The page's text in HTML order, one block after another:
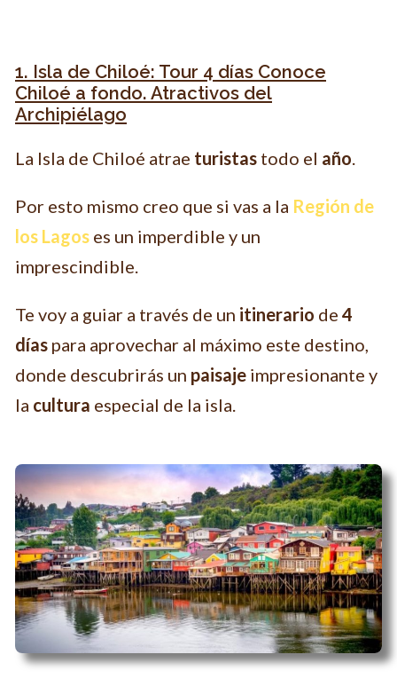
1. Isla de Chiloé: Tour 4 días Conoce
Chiloé a fondo. Atractivos del
Archipiélago
La Isla de Chiloé atrae turistas todo el año.
Por esto mismo creo que si vas a la Región de
los Lagos es un imperdible y un
imprescindible.
Te voy a guiar a través de un itinerario de 4
días para aprovechar al máximo este destino,
donde descubrirás un paisaje impresionante y
la cultura especial de la isla.